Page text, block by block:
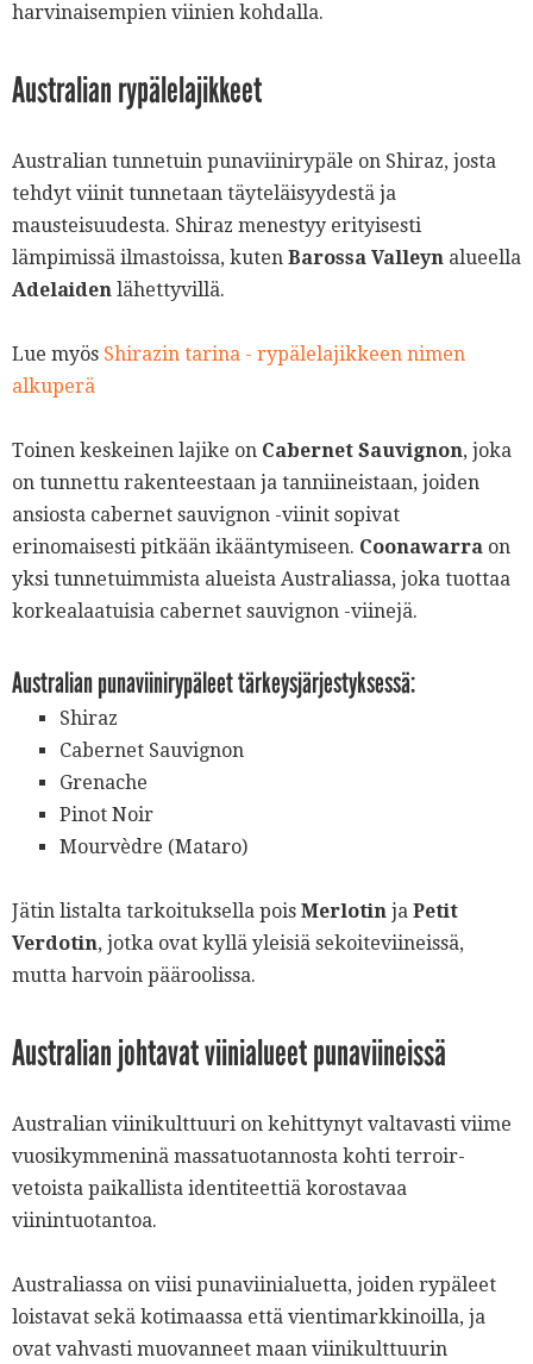
harvinaisempien viinien kohdalla.
Australian rypälelajikkeet
Australian tunnetuin punaviinirypäle on Shiraz, josta
tehdyt viinit tunnetaan täyteläisyydestä ja
mausteisuudesta. Shiraz menestyy erityisesti
lämpimissä ilmastoissa, kuten Barossa Valleyn alueella
Adelaiden lähettyvillä.
Lue myös Shirazin tarina - rypälelajikkeen nimen
alkuperä
Toinen keskeinen lajike on Cabernet Sauvignon, joka
on tunnettu rakenteestaan ja tanniineistaan, joiden
ansiosta cabernet sauvignon -viinit sopivat
erinomaisesti pitkään ikääntymiseen. Coonawarra on
yksi tunnetuimmista alueista Australiassa, joka tuottaa
korkealaatuisia cabernet sauvignon -viinejä.
Australian punaviinirypäleet tärkeysjärjestyksessä:
Shiraz
Cabernet Sauvignon
Grenache
Pinot Noir
Mourvèdre (Mataro)
Jätin listalta tarkoituksella pois Merlotin ja Petit
Verdotin, jotka ovat kyllä yleisiä sekoiteviineissä,
mutta harvoin pääroolissa.
Australian johtavat viinialueet punaviineissä
Australian viinikulttuuri on kehittynyt valtavasti viime
vuosikymmeninä massatuotannosta kohti terroir-
vetoista paikallista identiteettiä korostavaa
viinintuotantoa.
Australiassa on viisi punaviinialuetta, joiden rypäleet
loistavat sekä kotimaassa että vientimarkkinoilla, ja
ovat vahvasti muovanneet maan viinikulttuurin